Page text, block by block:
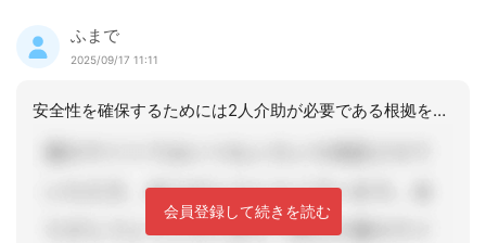
ふまで
2025/09/17 11:11
安全性を確保するためには2人介助が必要である根拠をアセスメントで見出されてみては
会員登録して続きを読む